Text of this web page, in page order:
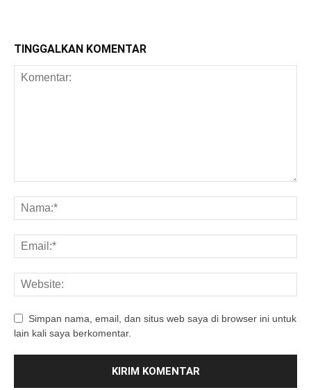
TINGGALKAN KOMENTAR
Simpan nama, email, dan situs web saya di browser ini untuk
lain kali saya berkomentar.